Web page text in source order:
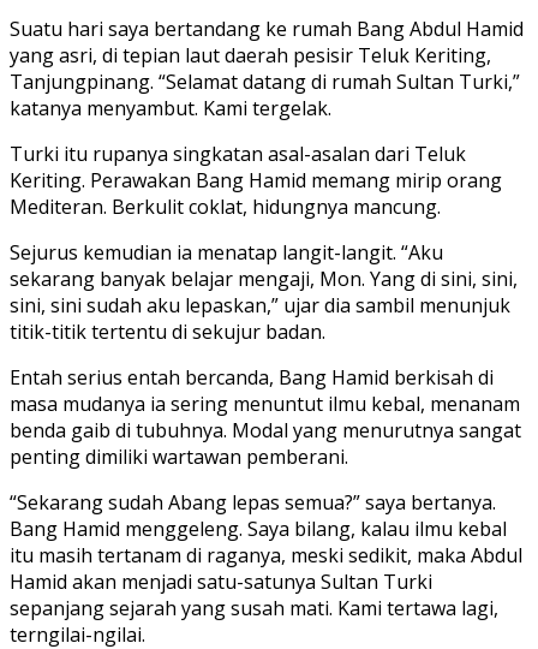
Suatu hari saya bertandang ke rumah Bang Abdul Hamid
yang asri, di tepian laut daerah pesisir Teluk Keriting,
Tanjungpinang. “Selamat datang di rumah Sultan Turki,”
katanya menyambut. Kami tergelak.
Turki itu rupanya singkatan asal-asalan dari Teluk
Keriting. Perawakan Bang Hamid memang mirip orang
Mediteran. Berkulit coklat, hidungnya mancung.
Sejurus kemudian ia menatap langit-langit. “Aku
sekarang banyak belajar mengaji, Mon. Yang di sini, sini,
sini, sini sudah aku lepaskan,” ujar dia sambil menunjuk
titik-titik tertentu di sekujur badan.
Entah serius entah bercanda, Bang Hamid berkisah di
masa mudanya ia sering menuntut ilmu kebal, menanam
benda gaib di tubuhnya. Modal yang menurutnya sangat
penting dimiliki wartawan pemberani.
“Sekarang sudah Abang lepas semua?” saya bertanya.
Bang Hamid menggeleng. Saya bilang, kalau ilmu kebal
itu masih tertanam di raganya, meski sedikit, maka Abdul
Hamid akan menjadi satu-satunya Sultan Turki
sepanjang sejarah yang susah mati. Kami tertawa lagi,
terngilai-ngilai.